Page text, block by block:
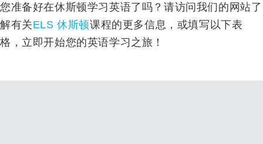
您准备好在休斯顿学习英语了吗？请访问我们的网站了
解有关ELS 休斯顿课程的更多信息，或填写以下表
格，立即开始您的英语学习之旅！